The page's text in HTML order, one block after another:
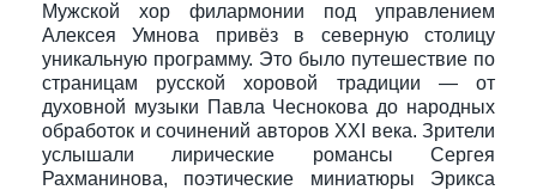
Мужской хор филармонии под управлением
Алексея Умнова привёз в северную столицу
уникальную программу. Это было путешествие по
страницам русской хоровой традиции — от
духовной музыки Павла Чеснокова до народных
обработок и сочинений авторов XXI века. Зрители
услышали лирические романсы Сергея
Рахманинова, поэтические миниатюры Эрикса